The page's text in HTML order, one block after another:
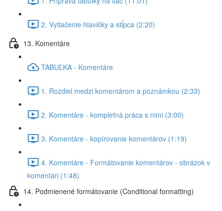
2. Vytlačenie hlavičky a stĺpca (2:20)
13. Komentáre
TABUĽKA - Komentáre
1. Rozdiel medzi komentárom a poznámkou (2:33)
2. Komentáre - kompletná práca s nimi (3:00)
3. Komentáre - kopírovanie komentárov (1:19)
4. Komentáre - Formátovanie komentárov - obrázok v
komentári (1:48)
14. Podmienené formátovanie (Conditional formatting)